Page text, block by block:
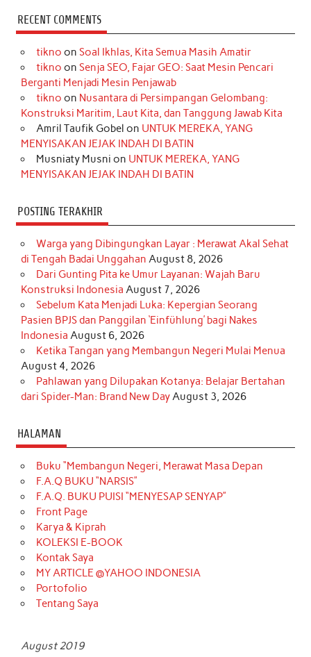
c
e
b
o
k
s
t
a
r
a
m
k
T
o
k
t
e
e
s
t
k
e
d
I
n
t
t
r
T
u
e
RECENT COMMENTS
tikno on Soal Ikhlas, Kita Semua Masih Amatir
tikno on Senja SEO, Fajar GEO: Saat Mesin Pencari
Berganti Menjadi Mesin Penjawab
tikno on Nusantara di Persimpangan Gelombang:
Konstruksi Maritim, Laut Kita, dan Tanggung Jawab Kita
Amril Taufik Gobel on UNTUK MEREKA, YANG
MENYISAKAN JEJAK INDAH DI BATIN
Musniaty Musni on UNTUK MEREKA, YANG
MENYISAKAN JEJAK INDAH DI BATIN
POSTING TERAKHIR
Warga yang Dibingungkan Layar : Merawat Akal Sehat
di Tengah Badai Unggahan August 8, 2026
Dari Gunting Pita ke Umur Layanan: Wajah Baru
Konstruksi Indonesia August 7, 2026
Sebelum Kata Menjadi Luka: Kepergian Seorang
Pasien BPJS dan Panggilan ‘Einfühlung’ bagi Nakes
Indonesia August 6, 2026
Ketika Tangan yang Membangun Negeri Mulai Menua
August 4, 2026
Pahlawan yang Dilupakan Kotanya: Belajar Bertahan
dari Spider-Man: Brand New DayAugust 3, 2026
HALAMAN
Buku “Membangun Negeri, Merawat Masa Depan
F.A.Q BUKU “NARSIS”
F.A.Q. BUKU PUISI “MENYESAP SENYAP”
Front Page
Karya & Kiprah
KOLEKSI E-BOOK
Kontak Saya
MY ARTICLE @YAHOO INDONESIA
Portofolio
Tentang Saya
August 2019